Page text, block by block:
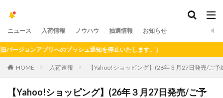
ニュース 入荷情報 ノウハウ 抽選情報 お知らせ
ンアプリへのプッシュ通知を停止いたします。）
HOME 入荷速報 【Yahoo!ショッピング】(26年３月27日発売/ご
【Yahoo!ショッピング】(26年３月27日発売/ご予